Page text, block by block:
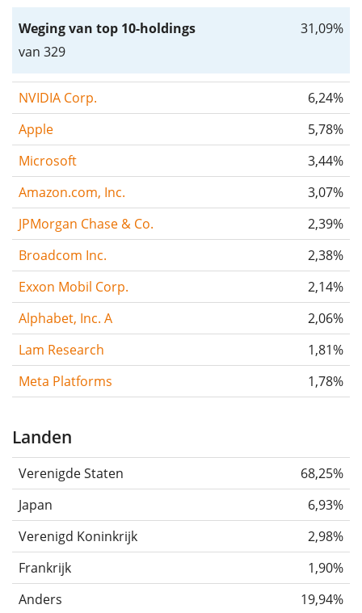
Weging van top 10-holdings
van 329
31,09%
NVIDIA Corp.
6,24%
Apple
5,78%
Microsoft
3,44%
Amazon.com, Inc.
3,07%
JPMorgan Chase & Co.
2,39%
Broadcom Inc.
2,38%
Exxon Mobil Corp.
2,14%
Alphabet, Inc. A
2,06%
Lam Research
1,81%
Meta Platforms
1,78%
Landen
Verenigde Staten
68,25%
Japan
6,93%
Verenigd Koninkrijk
2,98%
Frankrijk
1,90%
Anders
19,94%